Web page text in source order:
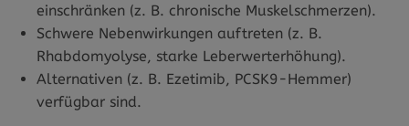
einschränken (z. B. chronische Muskelschmerzen).
Schwere Nebenwirkungen auftreten (z. B.
Rhabdomyolyse, starke Leberwerterhöhung).
Alternativen (z. B. Ezetimib, PCSK9-Hemmer)
verfügbar sind.